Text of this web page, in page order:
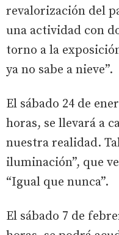
revalorización del
una actividad con
torno a la
ya no sabe a nieve”.
El sábado 24 de
horas, se llevará a
nuestra realidad.
iluminación”, que
“Igual que nunca”.
El sábado 7 de